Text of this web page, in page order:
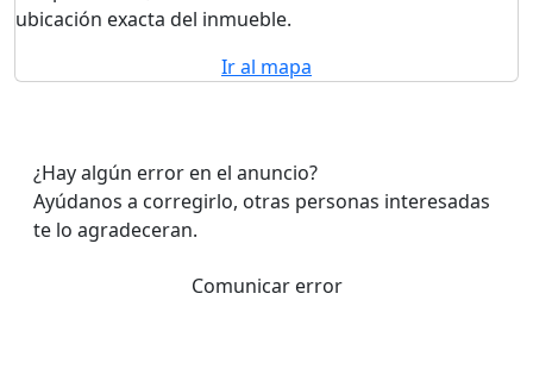
ubicación exacta del inmueble.
Ir al mapa
¿Hay algún error en el anuncio?
Ayúdanos a corregirlo, otras personas interesadas
te lo agradeceran.
Comunicar error